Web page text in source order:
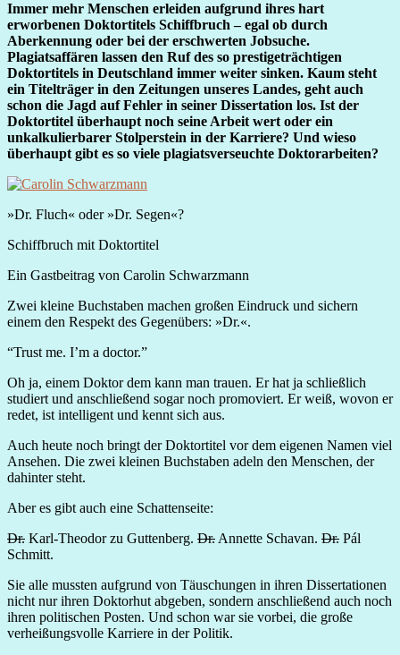
Immer mehr Menschen erleiden aufgrund ihres hart
erworbenen Doktortitels Schiffbruch – egal ob durch
Aberkennung oder bei der erschwerten Jobsuche.
Plagiatsaffären lassen den Ruf des so prestigeträchtigen
Doktortitels in Deutschland immer weiter sinken. Kaum steht
ein Titelträger in den Zeitungen unseres Landes, geht auch
schon die Jagd auf Fehler in seiner Dissertation los. Ist der
Doktortitel überhaupt noch seine Arbeit wert oder ein
unkalkulierbarer Stolperstein in der Karriere? Und wieso
überhaupt gibt es so viele plagiatsverseuchte Doktorarbeiten?
»Dr. Fluch« oder »Dr. Segen«?
Schiffbruch mit Doktortitel
Ein Gastbeitrag von Carolin Schwarzmann
Zwei kleine Buchstaben machen großen Eindruck und sichern
einem den Respekt des Gegenübers: »Dr.«.
“Trust me. I’m a doctor.”
Oh ja, einem Doktor dem kann man trauen. Er hat ja schließlich
studiert und anschließend sogar noch promoviert. Er weiß, wovon er
redet, ist intelligent und kennt sich aus.
Auch heute noch bringt der Doktortitel vor dem eigenen Namen viel
Ansehen. Die zwei kleinen Buchstaben adeln den Menschen, der
dahinter steht.
Aber es gibt auch eine Schattenseite:
Dr. Karl-Theodor zu Guttenberg. Dr. Annette Schavan. Dr. Pál
Schmitt.
Sie alle mussten aufgrund von Täuschungen in ihren Dissertationen
nicht nur ihren Doktorhut abgeben, sondern anschließend auch noch
ihren politischen Posten. Und schon war sie vorbei, die große
verheißungsvolle Karriere in der Politik.